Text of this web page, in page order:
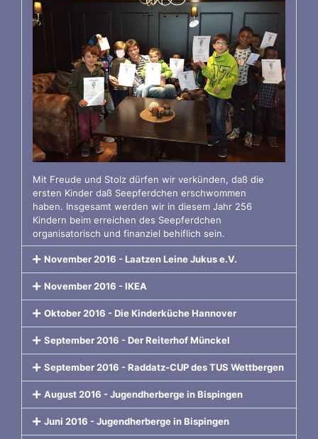
Mit Freude und Stolz dürfen wir verkünden, daß die
ersten Kinder daß Seepferdchen erschwommen
haben. Insgesamt werden wir in diesem Jahr 256
Kindern beim erreichen des Seepferdchen
organisatorisch und finanziel behiflich sein.
November 2016 - Laatzen Leine Jukus e.V.
November 2016 - IKEA
Oktober 2016 - Die Kinderküche Hannover
September 2016 - Der Reiterhof Münckel
September 2016 - Raddatz-CUP des TUS Wettbergen
August 2016 - Jugendherberge in Bispingen
Juni 2016 - Jugendherberge in Bispingen